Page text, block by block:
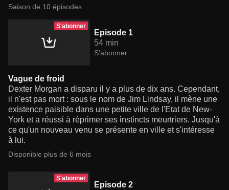
Saison de 10 épisodes
S'abonner
Episode 1
54 min
S'abonner
Vague de froid
Dexter Morgan a disparu il y a plus de dix ans. Cependant,
il n'est pas mort : sous le nom de Jim Lindsay, il mène une
existence paisible dans une petite ville de l'Etat de New-
York et a réussi à réprimer ses instincts meurtriers. Jusqu'à
ce qu'un nouveau venu se présente en ville et s'intéresse
à lui.
Disponible plus de 6 mois
S'abonner
Episode 2